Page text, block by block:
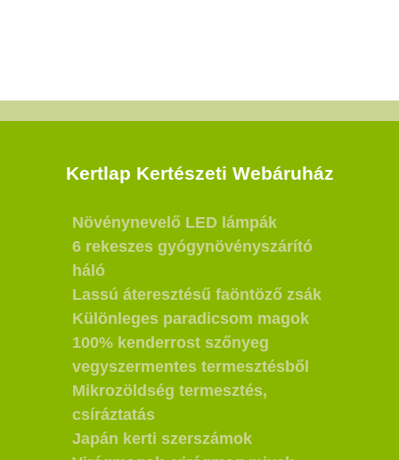
Kertlap Kertészeti Webáruház
Növénynevelő LED lámpák
6 rekeszes gyógynövényszárító
háló
Lassú áteresztésű faöntöző zsák
Különleges paradicsom magok
100% kenderrost szőnyeg
vegyszermentes termesztésből
Mikrozöldség termesztés,
csíráztatás
Japán kerti szerszámok